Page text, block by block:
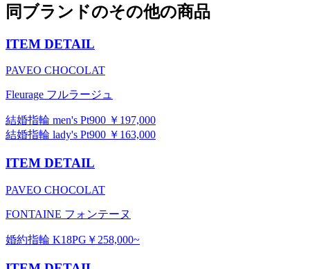
同ブランドのその他の商品
ITEM DETAIL
PAVEO CHOCOLAT
Fleurage フルラージュ
結婚指輪 men's Pt900 ￥197,000
結婚指輪 lady's Pt900 ￥163,000
ITEM DETAIL
PAVEO CHOCOLAT
FONTAINE フォンテーヌ
婚約指輪 K18PG￥258,000~